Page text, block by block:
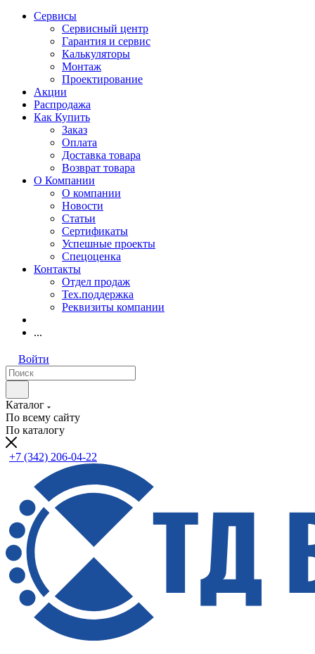
Сервисы
Сервисный центр
Гарантия и сервис
Калькуляторы
Монтаж
Проектирование
Акции
Распродажа
Как Купить
Заказ
Оплата
Доставка товара
Возврат товара
О Компании
О компании
Новости
Статьи
Сертификаты
Успешные проекты
Спецоценка
Контакты
Отдел продаж
Тех.поддержка
Реквизиты компании
...
Войти
Каталог
По всему сайту
По каталогу
+7 (342) 206-04-22